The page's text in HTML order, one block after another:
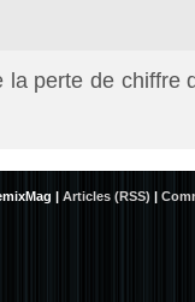
la perte de chiffre
| Articles (RSS) |